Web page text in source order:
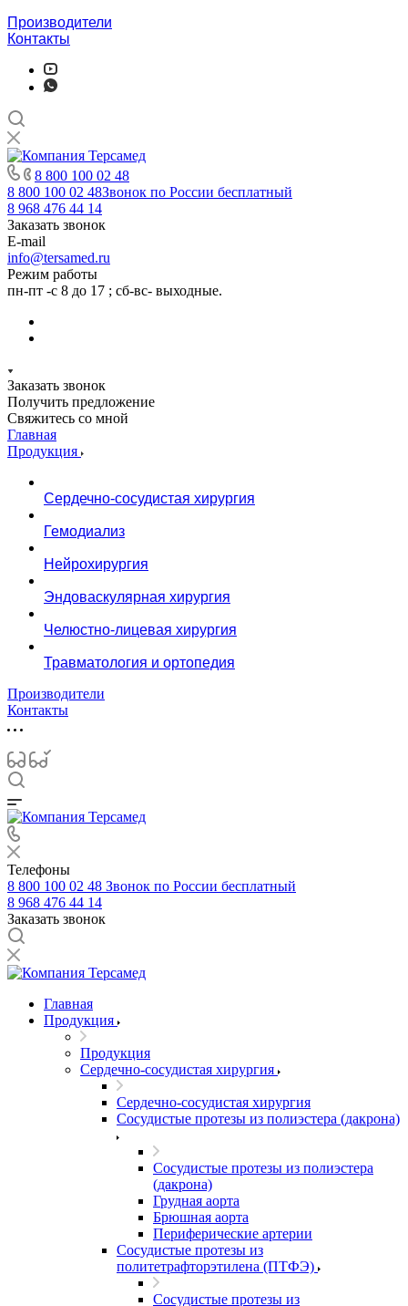
Производители
Контакты
8 800 100 02 48
8 800 100 02 48Звонок по России бесплатный
8 968 476 44 14
Заказать звонок
E-mail
info@tersamed.ru
Режим работы
пн-пт -с 8 до 17 ; сб-вс- выходные.
Заказать звонок
Получить предложение
Свяжитесь со мной
Главная
Продукция
Сердечно-сосудистая хирургия
Гемодиализ
Нейрохирургия
Эндоваскулярная хирургия
Челюстно-лицевая хирургия
Травматология и ортопедия
Производители
Контакты
Телефоны
8 800 100 02 48 Звонок по России бесплатный
8 968 476 44 14
Заказать звонок
Главная
Продукция
Продукция
Сердечно-сосудистая хирургия
Сердечно-сосудистая хирургия
Сосудистые протезы из полиэстера (дакрона)
Сосудистые протезы из полиэстера
(дакрона)
Грудная аорта
Брюшная аорта
Периферические артерии
Сосудистые протезы из
политетрафторэтилена (ПТФЭ)
Сосудистые протезы из